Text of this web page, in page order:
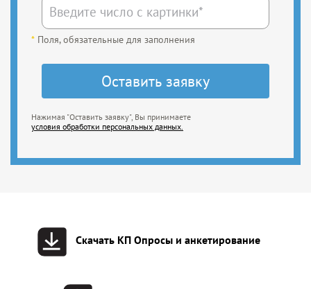
* Поля, обязательные для заполнения
Нажимая "Оставить заявку", Вы принимаете
условия обработки персональных данных.
Скачать КП Опросы и анкетирование